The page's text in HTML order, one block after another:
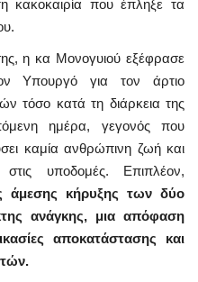
που έπληξε τα
η κα Μονογυιού εξέφρασε
Υπουργό για τον άρτιο
τόσο κατά τη διάρκεια της
ημέρα, γεγονός που
καμία ανθρώπινη ζωή και
υποδομές. Επιπλέον,
άμεσης κήρυξης των δύο
ανάγκης, μια απόφαση
αποκατάστασης και